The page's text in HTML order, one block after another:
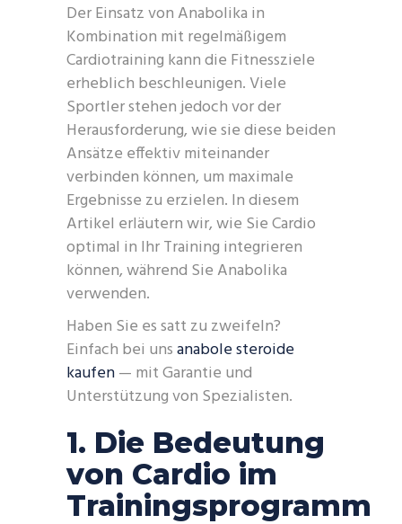
Der Einsatz von Anabolika in
Kombination mit regelmäßigem
Cardiotraining kann die Fitnessziele
erheblich beschleunigen. Viele
Sportler stehen jedoch vor der
Herausforderung, wie sie diese beiden
Ansätze effektiv miteinander
verbinden können, um maximale
Ergebnisse zu erzielen. In diesem
Artikel erläutern wir, wie Sie Cardio
optimal in Ihr Training integrieren
können, während Sie Anabolika
verwenden.
Haben Sie es satt zu zweifeln?
Einfach bei unsanabole steroide
kaufen— mit Garantie und
Unterstützung von Spezialisten.
1. Die Bedeutung
von Cardio im
Trainingsprogramm